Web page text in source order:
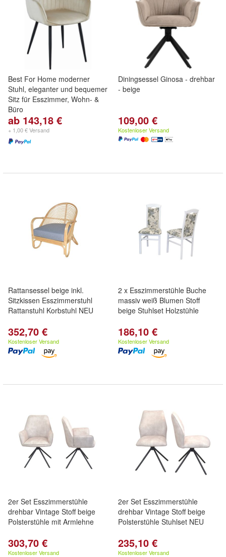
Best For Home moderner
Stuhl, eleganter und bequemer
Sitz für Esszimmer, Wohn- &
Büro
ab 143,18 €
+ 1,00 € Versand
Diningsessel Ginosa - drehbar
- beige
109,00 €
Kostenloser Versand
Rattansessel beige inkl.
Sitzkissen Esszimmerstuhl
Rattanstuhl Korbstuhl NEU
352,70 €
Kostenloser Versand
2 x Esszimmerstühle Buche
massiv weiß Blumen Stoff
beige Stuhlset Holzstühle
186,10 €
Kostenloser Versand
2er Set Esszimmerstühle
drehbar Vintage Stoff beige
Polsterstühle mit Armlehne
303,70 €
Kostenloser Versand
2er Set Esszimmerstühle
drehbar Vintage Stoff beige
Polsterstühle Stuhlset NEU
235,10 €
Kostenloser Versand